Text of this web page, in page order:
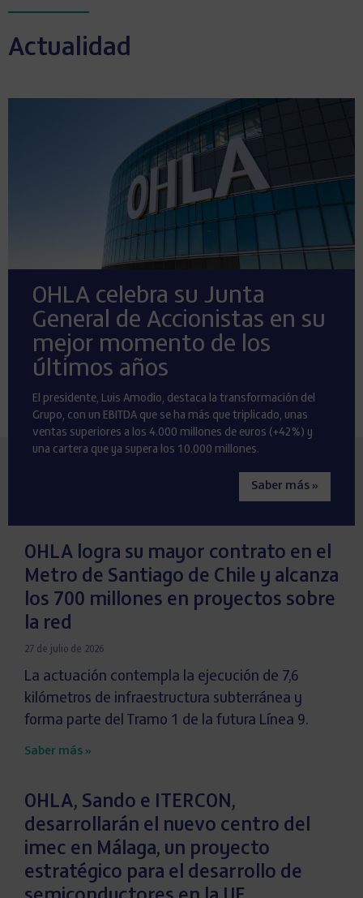
Actualidad
OHLA celebra su Junta
General de Accionistas en su
mejor momento de los
últimos años
El presidente, Luis Amodio, destaca la transformación del
Grupo, con un EBITDA que se ha más que triplicado, unas
ventas superiores a los 4.000 millones de euros (+42%) y
una cartera que ya supera los 10.000 millones.
Saber más »
OHLA logra su mayor contrato en el
Metro de Santiago de Chile y alcanza
los 700 millones en proyectos sobre
la red
27 de julio de 2026
La actuación contempla la ejecución de 7,6
kilómetros de infraestructura subterránea y
forma parte del Tramo 1 de la futura Línea 9.
Saber más »
OHLA, Sando e ITERCON,
desarrollarán el nuevo centro del
imec en Málaga, un proyecto
estratégico para el desarrollo de